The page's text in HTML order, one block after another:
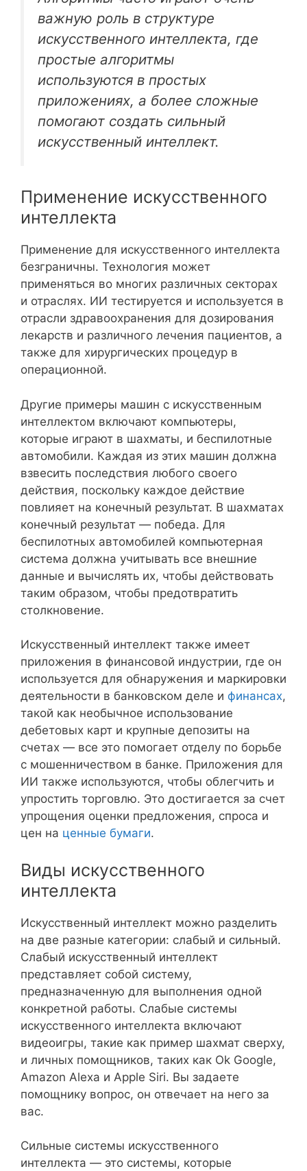
важную роль в структуре
искусственного интеллекта, где
простые алгоритмы
используются в простых
приложениях, а более сложные
помогают создать сильный
искусственный интеллект.
Применение искусственного
интеллекта
Применение для искусственного интеллекта
безграничны. Технология может
применяться во многих различных секторах
и отраслях. ИИ тестируется и используется в
отрасли здравоохранения для дозирования
лекарств и различного лечения пациентов, а
также для хирургических процедур в
операционной.
Другие примеры машин с искусственным
интеллектом включают компьютеры,
которые играют в шахматы, и беспилотные
автомобили. Каждая из этих машин должна
взвесить последствия любого своего
действия, поскольку каждое действие
повлияет на конечный результат. В шахматах
конечный результат — победа. Для
беспилотных автомобилей компьютерная
система должна учитывать все внешние
данные и вычислять их, чтобы действовать
таким образом, чтобы предотвратить
столкновение.
Искусственный интеллект также имеет
приложения в финансовой индустрии, где он
используется для обнаружения и маркировки
деятельности в банковском деле и финансах,
такой как необычное использование
дебетовых карт и крупные депозиты на
счетах — все это помогает отделу по борьбе
с мошенничеством в банке. Приложения для
ИИ также используются, чтобы облегчить и
упростить торговлю. Это достигается за счет
упрощения оценки предложения, спроса и
цен на ценные бумаги.
Виды искусственного
интеллекта
Искусственный интеллект можно разделить
на две разные категории: слабый и сильный.
Слабый искусственный интеллект
представляет собой систему,
предназначенную для выполнения одной
конкретной работы. Слабые системы
искусственного интеллекта включают
видеоигры, такие как пример шахмат сверху,
и личных помощников, таких как Ok Google,
Amazon Alexa и Apple Siri. Вы задаете
помощнику вопрос, он отвечает на него за
вас.
Сильные системы искусственного
интеллекта — это системы, которые